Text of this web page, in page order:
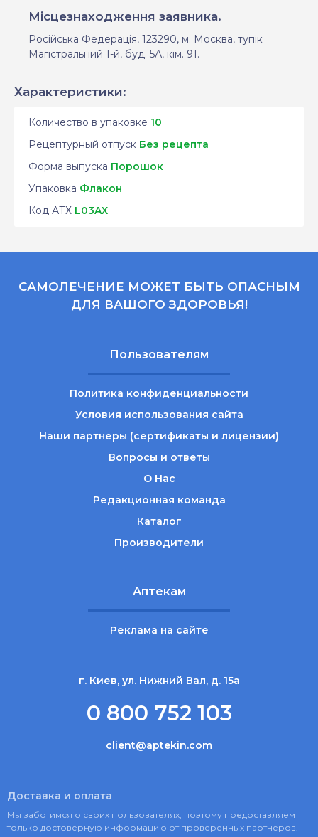
Місцезнаходження заявника.
Російська Федерація, 123290, м. Москва, тупік
Магістральний 1-й, буд. 5А, кім. 91.
Характеристики:
Количество в упаковке 10
Рецептурный отпуск Без рецепта
Форма выпуска Порошок
Упаковка Флакон
Код АТХ L03AX
САМОЛЕЧЕНИЕ МОЖЕТ БЫТЬ ОПАСНЫМ
ДЛЯ ВАШОГО ЗДОРОВЬЯ!
Пользователям
Политика конфиденциальности
Условия использования сайта
Наши партнеры (сертификаты и лицензии)
Вопросы и ответы
О Нас
Редакционная команда
Каталог
Производители
Аптекам
Реклама на сайте
г. Киев, ул. Нижний Вал, д. 15а
0 800 752 103
client@aptekin.com
Доставка и оплата
Мы заботимся о своих пользователях, поэтому предоставляем
только достоверную информацию от проверенных партнеров.